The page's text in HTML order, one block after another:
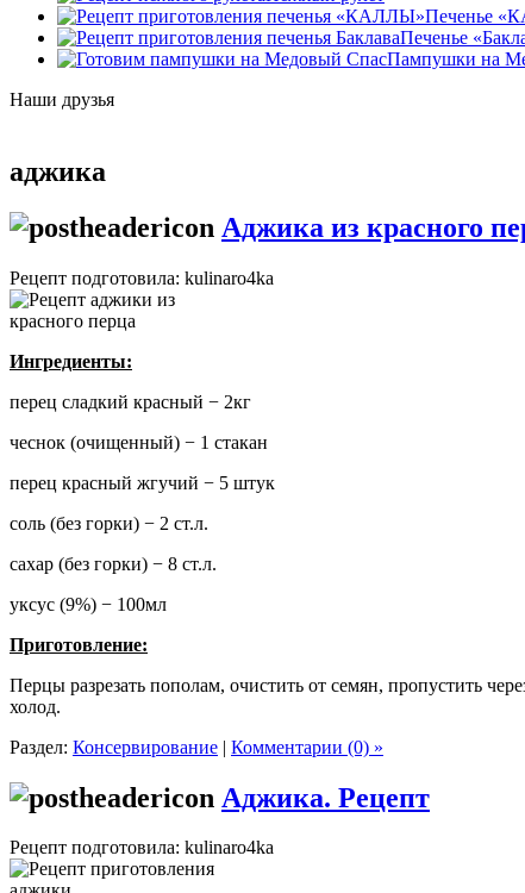
Печенье
Печенье
Пампушки на
Наши друзья
аджика
Аджика из красного
Рецепт подготовила: kulinaro4ka
Ингредиенты:
перец сладкий красный − 2кг
чеснок (очищенный) − 1 стакан
перец красный жгучий − 5 штук
соль (без горки) − 2 ст.л.
сахар (без горки) − 8 ст.л.
уксус (9%) − 100мл
Приготовление:
Перцы разрезать пополам, очистить от семян, пропустить
холод.
Раздел: Консервирование | Комментарии (0) »
Аджика. Рецепт
Рецепт подготовила: kulinaro4ka